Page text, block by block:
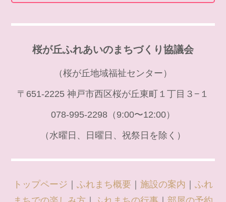
桜が丘ふれあいのまちづくり協議会
（桜が丘地域福祉センター）
〒651-2225 神戸市西区桜が丘東町１丁目３−１
078-995-2298（9:00〜12:00）
（水曜日、日曜日、祝祭日を除く）
トップページ ｜ ふれまち概要 ｜ 施設の案内 ｜ ふれ